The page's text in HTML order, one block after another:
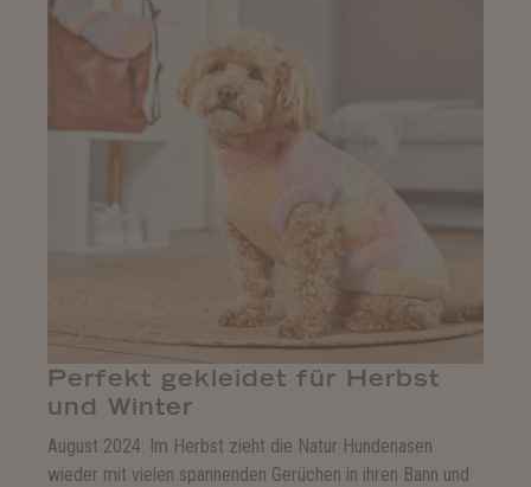
Perfekt gekleidet für Herbst
und Winter
August 2024: Im Herbst zieht die Natur Hundenasen
wieder mit vielen spannenden Gerüchen in ihren Bann und